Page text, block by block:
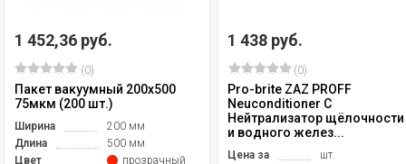
1 452,36 руб.
(0)
Пакет вакуумный 200х500
75мкм (200 шт.)
Ширина
200 мм
Длина
500 мм
Цвет
прозрачный
1 438 руб.
(0)
Pro-brite ZAZ PROFF
Neuconditioner C
Нейтрализатор щёлочности
и водного желез...
Цена за
шт.